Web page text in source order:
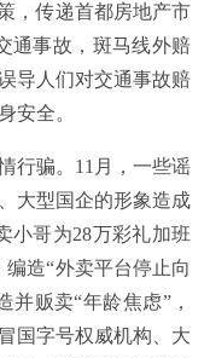
，传递首都房地产市
通事故，斑马线外赔
导人们对交通事故赔
安全。
行骗。11月，一些谣
大型国企的形象造成
小哥为28万彩礼加班
造“外卖平台停止向
并贩卖“年龄焦虑”，
国字号权威机构、大